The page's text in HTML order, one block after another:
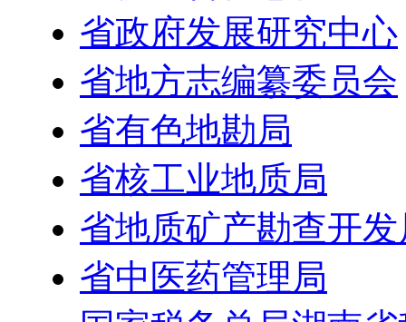
省政府发展研究中心
省地方志编纂委员会
省有色地勘局
省核工业地质局
省地质矿产勘查开发
省中医药管理局